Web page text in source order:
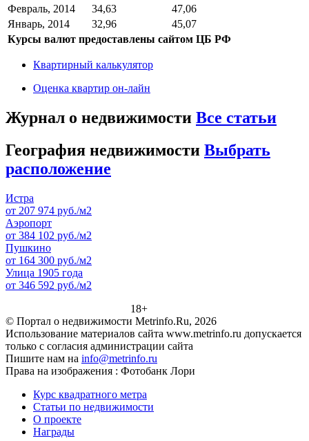
Февраль, 2014
34,63
47,06
Январь, 2014
32,96
45,07
Курсы валют предоставлены сайтом ЦБ РФ
Квартирный калькулятор
Оценка квартир он-лайн
Журнал о недвижимости Все статьи
География недвижимости Выбрать
расположение
Истра
от 207 974 руб./м2
Аэропорт
от 384 102 руб./м2
Пушкино
от 164 300 руб./м2
Улица 1905 года
от 346 592 руб./м2
18+
© Портал о недвижимости Metrinfo.Ru, 2026
Использование материалов сайта www.metrinfo.ru допускается
только с согласия администрации сайта
Пишите нам на info@metrinfo.ru
Права на изображения : Фотобанк Лори
Курс квадратного метра
Статьи по недвижимости
О проекте
Награды